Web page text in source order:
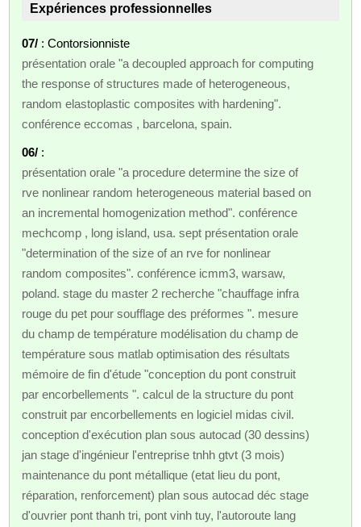
Expériences professionnelles
07/ : Contorsionniste
présentation orale "a decoupled approach for computing
the response of structures made of heterogeneous,
random elastoplastic composites with hardening".
conférence eccomas , barcelona, spain.
06/ :
présentation orale "a procedure determine the size of
rve nonlinear random heterogeneous material based on
an incremental homogenization method". conférence
mechcomp , long island, usa. sept présentation orale
"determination of the size of an rve for nonlinear
random composites". conférence icmm3, warsaw,
poland. stage du master 2 recherche "chauffage infra
rouge du pet pour soufflage des préformes ". mesure
du champ de température modélisation du champ de
température sous matlab optimisation des résultats
mémoire de fin d'étude "conception du pont construit
par encorbellements ". calcul de la structure du pont
construit par encorbellements en logiciel midas civil.
conception d'exécution plan sous autocad (30 dessins)
jan stage d'ingénieur l'entreprise tnhh gtvt (3 mois)
maintenance du pont métallique (etat lieu du pont,
réparation, renforcement) plan sous autocad déc stage
d'ouvrier pont thanh tri, pont vinh tuy, l'autoroute lang